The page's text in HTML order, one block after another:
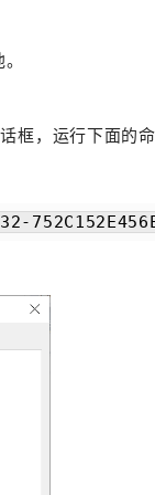
框，运行下面的命